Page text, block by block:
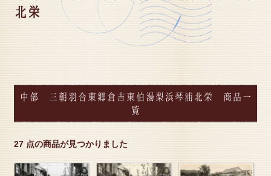
北栄
中部 三朝羽合東郷倉吉東伯湯梨浜琴浦北栄 商品一
覧
27 点の商品が見つかりました